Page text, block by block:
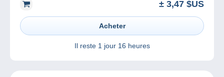
± 3,47 $US
Acheter
Il reste 1 jour 16 heures